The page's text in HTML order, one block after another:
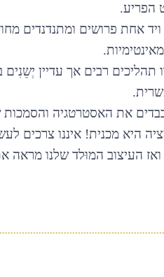
הפריע.
אחת פרושים ומתנדנדים
רבים אך עדיין
את האסטרטגיה והסמכות
היא מכנית! איננו צרכים
העיצוב המוּלד שלנו מראה